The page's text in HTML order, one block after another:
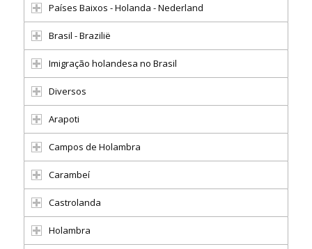
Países Baixos - Holanda - Nederland
Brasil - Brazilië
Imigração holandesa no Brasil
Diversos
Arapoti
Campos de Holambra
Carambeí
Castrolanda
Holambra